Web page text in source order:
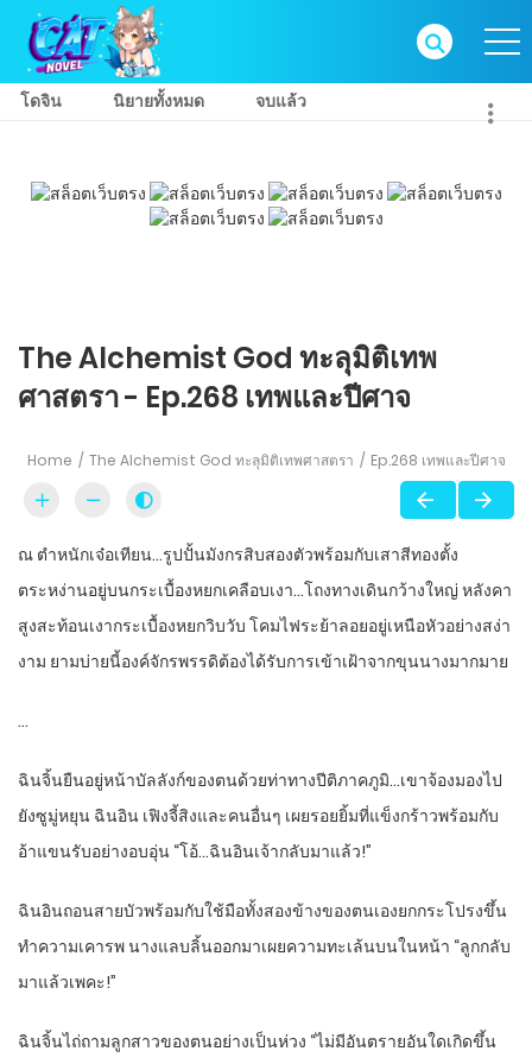
โดจิน นิยายทั้งหมด จบแล้ว
The Alchemist God ทะลุมิติเทพ
ศาสตรา - Ep.268 เทพและปีศาจ
Home The Alchemist God ทะลุมิติเทพศาสตรา Ep.268 เทพและปีศาจ
ณ ตำหนักเจ๋อเทียน…รูปปั้นมังกรสิบสองตัวพร้อมกับเสาสีทองตั้ง
ตระหง่านอยู่บนกระเบื้องหยกเคลือบเงา…โถงทางเดินกว้างใหญ่ หลังคา
สูงสะท้อนเงากระเบื้องหยกวิบวับ โคมไฟระย้าลอยอยู่เหนือหัวอย่างสง่า
งาม ยามบ่ายนี้องค์จักรพรรดิต้องได้รับการเข้าเฝ้าจากขุนนางมากมาย
…
ฉินจิ้นยืนอยู่หน้าบัลลังก์ของตนด้วยท่าทางปีติภาคภูมิ…เขาจ้องมองไป
ยังซูมู่หยุน ฉินอิน เฟิงจี้สิงและคนอื่นๆ เผยรอยยิ้มที่แข็งกร้าวพร้อมกับ
อ้าแขนรับอย่างอบอุ่น “โอ้…ฉินอินเจ้ากลับมาแล้ว!”
ฉินอินถอนสายบัวพร้อมกับใช้มือทั้งสองข้างของตนเองยกกระโปรงขึ้น
ทำความเคารพ นางแลบลิ้นออกมาเผยความทะเล้นบนในหน้า “ลูกกลับ
มาแล้วเพคะ!”
ฉินจิ้นไถ่ถามลูกสาวของตนอย่างเป็นห่วง “ไม่มีอันตรายอันใดเกิดขึ้น